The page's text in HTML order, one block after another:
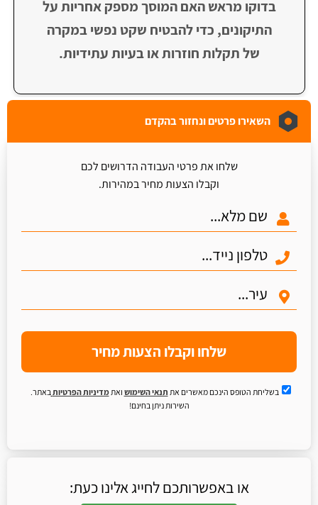
בדוקו מראש האם המוסך מספק אחריות על
התיקונים, כדי להבטיח שקט נפשי במקרה
של תקלות חוזרות או בעיות עתידיות.
השאירו פרטים ונחזור בהקדם
שלחו את פרטי העבודה הדרושים לכם
וקבלו הצעות מחיר במהירות.
שלחו וקבלו הצעות מחיר
בשליחת הטופס הינכם מאשרים את תנאי השימוש ואתמדיניות הפרטיות באתר.
השירות ניתן בחינם!
או באפשרותכם לחייג אלינו כעת: